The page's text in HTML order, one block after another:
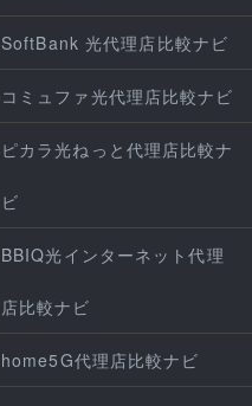
SoftBank 光代理店比較ナビ
コミュファ光代理店比較ナビ
ピカラ光ねっと代理店比較ナ
ビ
BBIQ光インターネット代理
店比較ナビ
home5G代理店比較ナビ